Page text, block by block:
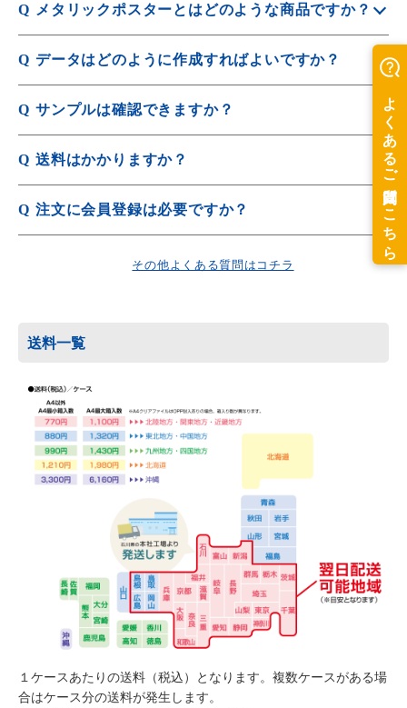
Q メタリックポスターとはどのような商品ですか？
A メタリックな光沢が特徴で金属のような質感を演出できま
す。
Q データはどのように作成すればよいですか？
A
Q サンプルは確認できますか？
A 素材や形状、印刷品質をご確認いただけるサンプルを豊富
にご用意しております。
サンプルは
無料サンプル請求 よりお申込みください。
Q 送料はかかりますか？
A 1箱あたり送料が必要となります。
発送先ごとに送料が異なりますので、詳しくは
Q 注文に会員登録は必要ですか？
A ご注文は会員登録が必須となります。
新規会員登録入力 から行えます。
その他よくある質問はコチラ
送料一覧
１ケースあたりの送料（税込）となります。複数ケースがある場
合はケース分の送料が発生します。